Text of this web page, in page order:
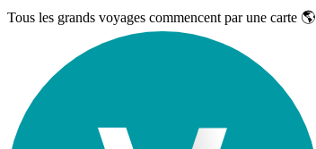
Tous les grands voyages commencent par une carte 🌎